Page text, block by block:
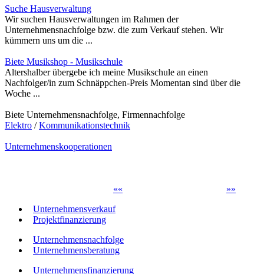
Suche Hausverwaltung
Wir suchen Hausverwaltungen im Rahmen der
Unternehmensnachfolge bzw. die zum Verkauf stehen. Wir
kümmern uns um die ...
Biete Musikshop - Musikschule
Altershalber übergebe ich meine Musikschule an einen
Nachfolger/in zum Schnäppchen-Preis Momentan sind über die
Woche ...
Biete Unternehmensnachfolge, Firmennachfolge
Elektro /Kommunikationstechnik
Unternehmenskooperationen
»»
««
Unternehmensverkauf
Projektfinanzierung
Unternehmensnachfolge
Unternehmensberatung
Unternehmensfinanzierung